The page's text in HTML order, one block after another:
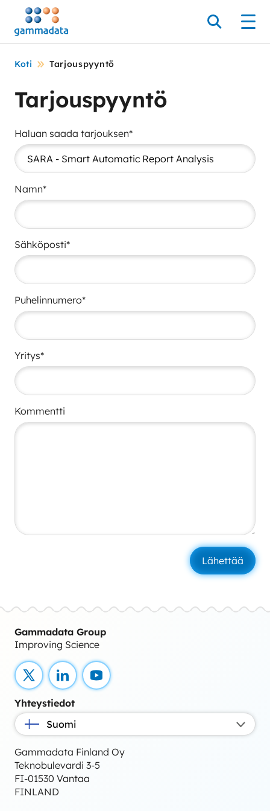
Siirry
pääsisältöönt
Hae
Koti Tarjouspyyntö
Tarjouspyyntö
Haluan saada tarjouksen*
Namn*
Sähköposti*
Puhelinnumero*
Yritys*
Kommentti
Gammadata Group
Improving Science
X LinkedInYouTube
Yhteystiedot
Suomi
Gammadata Finland Oy
Teknobulevardi 3-5
FI-01530 Vantaa
FINLAND